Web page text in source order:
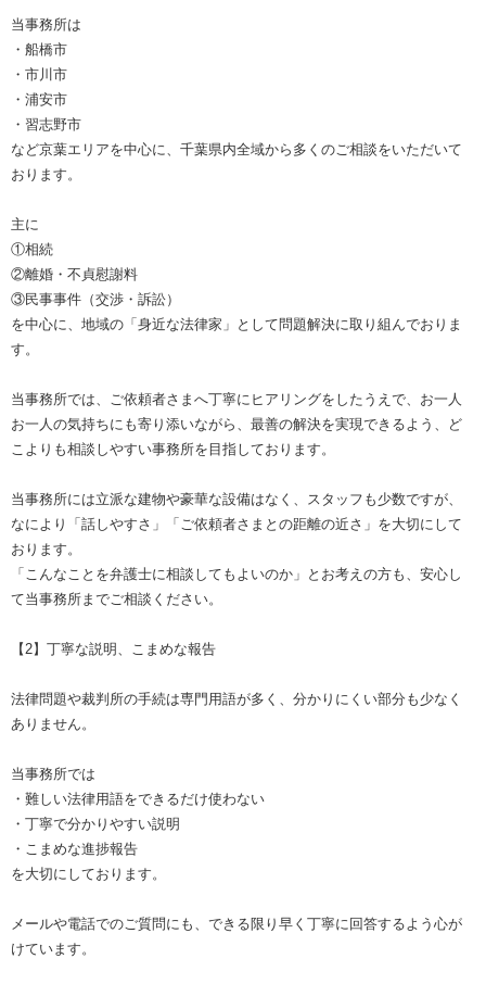
当事務所は
・船橋市
・市川市
・浦安市
・習志野市
など京葉エリアを中心に、千葉県内全域から多くのご相談をいただいて
おります。
主に
①相続
②離婚・不貞慰謝料
③民事事件（交渉・訴訟）
を中心に、地域の「身近な法律家」として問題解決に取り組んでおりま
す。
当事務所では、ご依頼者さまへ丁寧にヒアリングをしたうえで、お一人
お一人の気持ちにも寄り添いながら、最善の解決を実現できるよう、ど
こよりも相談しやすい事務所を目指しております。
当事務所には立派な建物や豪華な設備はなく、スタッフも少数ですが、
なにより「話しやすさ」「ご依頼者さまとの距離の近さ」を大切にして
おります。
「こんなことを弁護士に相談してもよいのか」とお考えの方も、安心し
て当事務所までご相談ください。
【2】丁寧な説明、こまめな報告
法律問題や裁判所の手続は専門用語が多く、分かりにくい部分も少なく
ありません。
当事務所では
・難しい法律用語をできるだけ使わない
・丁寧で分かりやすい説明
・こまめな進捗報告
を大切にしております。
メールや電話でのご質問にも、できる限り早く丁寧に回答するよう心が
けています。